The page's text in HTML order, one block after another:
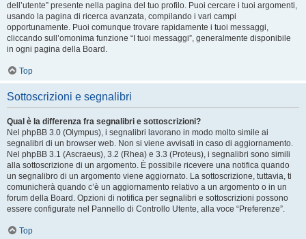
dell’utente” presente nella pagina del tuo profilo. Puoi cercare i tuoi argomenti,
usando la pagina di ricerca avanzata, compilando i vari campi
opportunamente. Puoi comunque trovare rapidamente i tuoi messaggi,
cliccando sull’omonima funzione “I tuoi messaggi”, generalmente disponibile
in ogni pagina della Board.
Top
Sottoscrizioni e segnalibri
Qual è la differenza fra segnalibri e sottoscrizioni?
Nel phpBB 3.0 (Olympus), i segnalibri lavorano in modo molto simile ai
segnalibri di un browser web. Non si viene avvisati in caso di aggiornamento.
Nel phpBB 3.1 (Ascraeus), 3.2 (Rhea) e 3.3 (Proteus), i segnalibri sono simili
alla sottoscrizione di un argomento. È possibile ricevere una notifica quando
un segnalibro di un argomento viene aggiornato. La sottoscrizione, tuttavia, ti
comunicherà quando c’è un aggiornamento relativo a un argomento o in un
forum della Board. Opzioni di notifica per segnalibri e sottoscrizioni possono
essere configurate nel Pannello di Controllo Utente, alla voce “Preferenze”.
Top